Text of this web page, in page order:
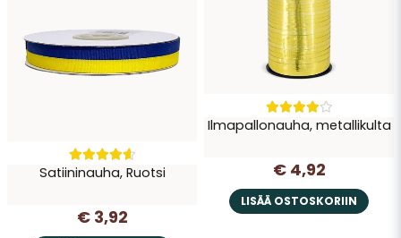
Lähetä kysymys
Satiininauha, Ruotsi
€ 3,92
Ilmapallonauha, metallikulta
€ 4,92
LISÄÄ OSTOSKORIIN